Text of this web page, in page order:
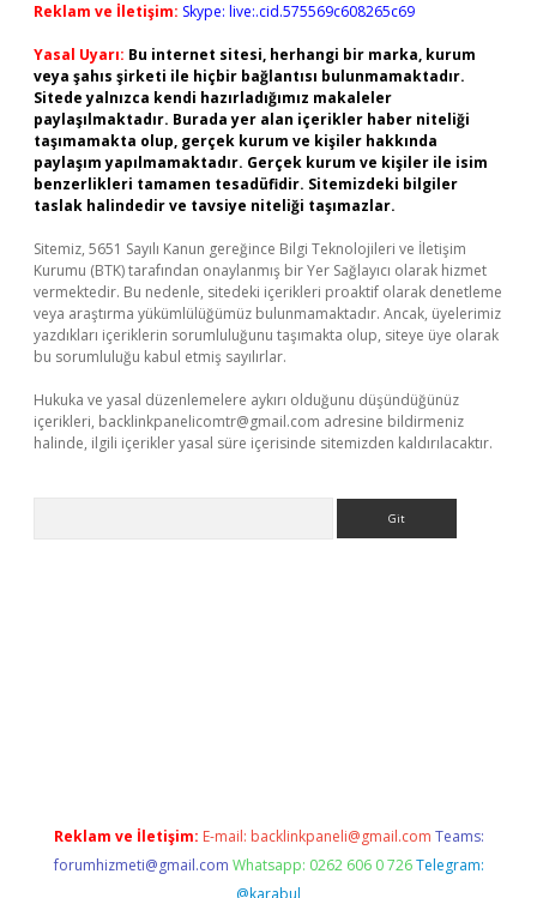
Reklam ve İletişim: Skype: live:.cid.575569c608265c69
Yasal Uyarı: Bu internet sitesi, herhangi bir marka, kurum
veya şahıs şirketi ile hiçbir bağlantısı bulunmamaktadır.
Sitede yalnızca kendi hazırladığımız makaleler
paylaşılmaktadır. Burada yer alan içerikler haber niteliği
taşımamakta olup, gerçek kurum ve kişiler hakkında
paylaşım yapılmamaktadır. Gerçek kurum ve kişiler ile isim
benzerlikleri tamamen tesadüfidir. Sitemizdeki bilgiler
taslak halindedir ve tavsiye niteliği taşımazlar.
Sitemiz, 5651 Sayılı Kanun gereğince Bilgi Teknolojileri ve İletişim
Kurumu (BTK) tarafından onaylanmış bir Yer Sağlayıcı olarak hizmet
vermektedir. Bu nedenle, sitedeki içerikleri proaktif olarak denetleme
veya araştırma yükümlülüğümüz bulunmamaktadır. Ancak, üyelerimiz
yazdıkları içeriklerin sorumluluğunu taşımakta olup, siteye üye olarak
bu sorumluluğu kabul etmiş sayılırlar.
Hukuka ve yasal düzenlemelere aykırı olduğunu düşündüğünüz
içerikleri, backlinkpanelicomtr@gmail.com adresine bildirmeniz
halinde, ilgili içerikler yasal süre içerisinde sitemizden kaldırılacaktır.
Reklam ve İletişim: E-mail: backlinkpaneli@gmail.com Teams:
forumhizmeti@gmail.com Whatsapp: 0262 606 0 726 Telegram:
@karabul